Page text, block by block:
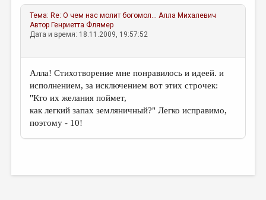
МЕДИА
ВКОНТАКТЕ
Тема: Re: О чем нас молит богомол... Алла Михалевич
Автор Генриетта Флямер
Дата и время: 18.11.2009, 19:57:52
Алла! Стихотворение мне понравилось и идеей. и
исполнением, за исключением вот этих строчек:
"Кто их желания поймет,
как легкий запах земляничный?" Легко исправимо,
поэтому - 10!